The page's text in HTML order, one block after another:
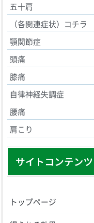
五十肩
（各関連症状）コチラ
顎関節症
頭痛
膝痛
自律神経失調症
腰痛
肩こり
サイトコンテンツ
トップページ